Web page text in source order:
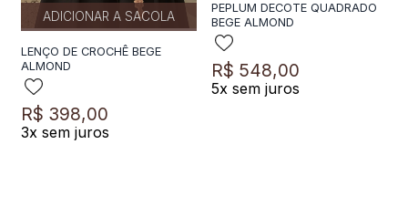
ADICIONAR A SACOLA
LENÇO DE CROCHÊ BEGE
ALMOND
R$ 398,00
3x sem juros
PEPLUM DECOTE QUADRADO
BEGE ALMOND
R$ 548,00
5x sem juros